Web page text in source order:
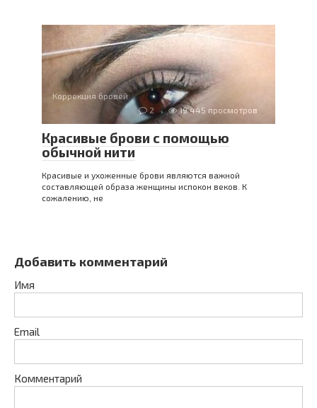
Коррекция бровей
2
19 445 просмотров
Красивые брови с помощью
обычной нити
Красивые и ухоженные брови являются важной
составляющей образа женщины испокон веков. К
сожалению, не
Добавить комментарий
Имя
Email
Комментарий